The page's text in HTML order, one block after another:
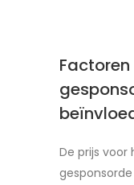
De prijs